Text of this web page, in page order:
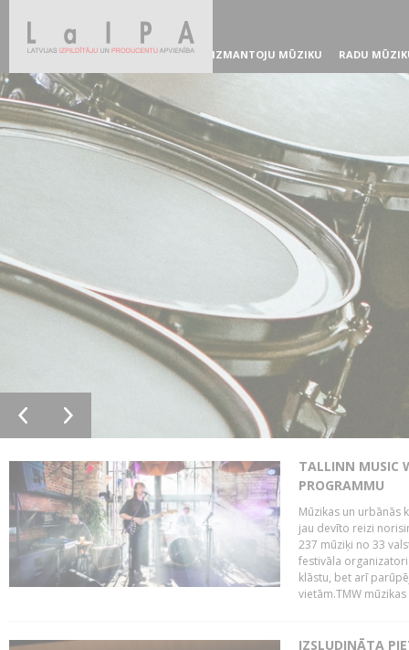
IZMANTOJU MŪZIKU RADU
TALLINN MUSIC
PROGRAMMU
Mūzikas un urbānās
jau devīto reizi
237 mūziķi no 33
festivāla
klāstu, bet arī
vietām.TMW
IZSLUDINĀTA